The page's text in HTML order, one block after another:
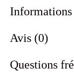
Avis (0)
Questions